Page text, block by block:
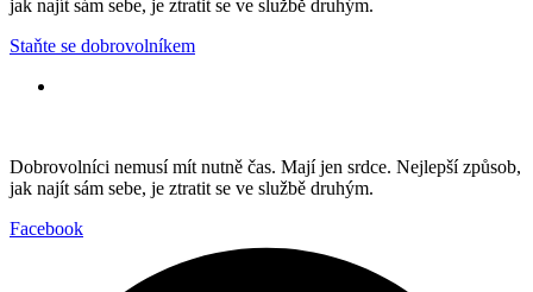
jak najít sám sebe, je ztratit se ve službě druhým.
Staňte se dobrovolníkem
Dobrovolníci nemusí mít nutně čas. Mají jen srdce. Nejlepší způsob,
jak najít sám sebe, je ztratit se ve službě druhým.
Facebook